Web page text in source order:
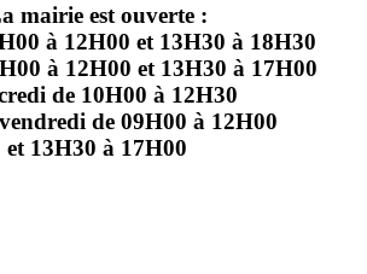
mairie est ouverte :
à 12H00 et 13H30 à 18H30
à 12H00 et 13H30 à 17H00
de 10H00 à 12H30
de 09H00 à 12H00
et 13H30 à 17H00